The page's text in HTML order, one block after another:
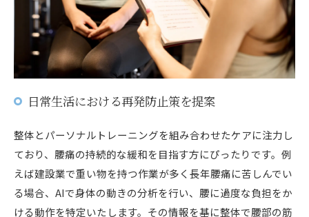
日常生活における再発防止策を提案
整体とパーソナルトレーニングを組み合わせたケアに注力し
ており、腰痛の持続的な緩和を目指す方にぴったりです。例
えば建設業で重い物を持つ作業が多く長年腰痛に苦しんでい
る場合、AIで身体の動きの分析を行い、腰に過度な負担をか
ける動作を特定いたします。その情報を基に整体で腰部の筋